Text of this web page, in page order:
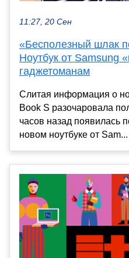
11:27, 20 Сен
«Бесполезный шлак
Ноутбук от Samsung
гаджетоманам
Слитая информация о
Book S разочаровала
часов назад появилась
новом ноутбуке от Sam...